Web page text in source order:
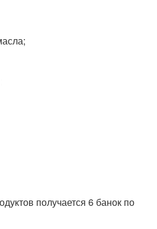
получается 6 банок по